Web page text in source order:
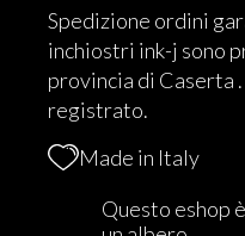
Spedizione ordini
inchiostri ink-j sono
provincia di Caserta
registrato.
Made in Italy
Questo eshop